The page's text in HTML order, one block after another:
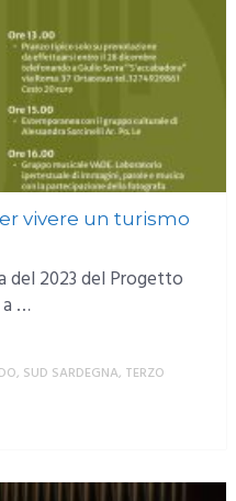
vivere un turismo
del 2023 del Progetto
a …
, SUD SARDEGNA, TERZO